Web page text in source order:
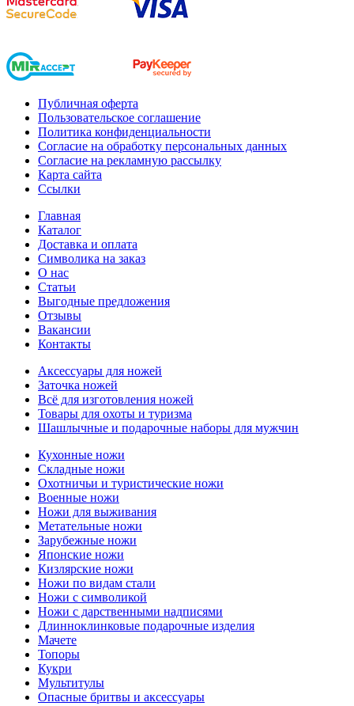
Публичная оферта
Пользовательское соглашение
Политика конфиденциальности
Согласие на обработку персональных данных
Согласие на рекламную рассылку
Карта сайта
Ссылки
Главная
Каталог
Доставка и оплата
Символика на заказ
О нас
Статьи
Выгодные предложения
Отзывы
Вакансии
Контакты
Аксессуары для ножей
Заточка ножей
Всё для изготовления ножей
Товары для охоты и туризма
Шашлычные и подарочные наборы для мужчин
Кухонные ножи
Складные ножи
Охотничьи и туристические ножи
Военные ножи
Ножи для выживания
Метательные ножи
Зарубежные ножи
Японские ножи
Кизлярские ножи
Ножи по видам стали
Ножи с символикой
Ножи с дарственными надписями
Длинноклинковые подарочные изделия
Мачете
Топоры
Кукри
Мультитулы
Опасные бритвы и аксессуары